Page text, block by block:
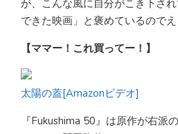
が、こんな風に自分がこき下さ
できた映画」と褒めているのでえ
【ママー！これ買ってー！】
太陽の蓋[Amazonビデオ]
『Fukushima 50』は原作が右派